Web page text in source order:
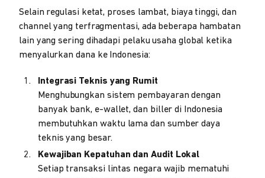
Selain regulasi ketat, proses lambat, biaya tinggi, dan
channel yang terfragmentasi, ada beberapa hambatan
lain yang sering dihadapi pelaku usaha global ketika
menyalurkan dana ke Indonesia:
Integrasi Teknis yang Rumit
Menghubungkan sistem pembayaran dengan
banyak bank, e-wallet, dan biller di Indonesia
membutuhkan waktu lama dan sumber daya
teknis yang besar.
Kewajiban Kepatuhan dan Audit Lokal
Setiap transaksi lintas negara wajib mematuhi